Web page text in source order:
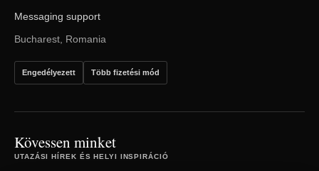
Messaging support
Bucharest, Romania
Engedélyezett Több fizetési mód
Kövessen minket
UTAZÁSI HÍREK ÉS HELYI INSPIRÁCIÓ